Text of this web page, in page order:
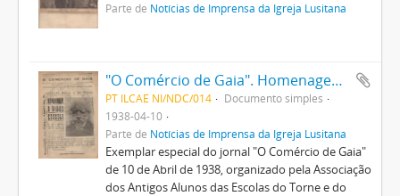
Parte de Notícias de Imprensa da Igreja Lusitana
"O Comércio de Gaia". Homenagem a Diogo Cassels
PT ILCAE NI/NDC/014
Documento simples
1938-04-10
Parte de Notícias de Imprensa da Igreja Lusitana
Exemplar especial do jornal "O Comércio de Gaia"
de 10 de Abril de 1938, organizado pela Associação
dos Antigos Alunos das Escolas do Torne e do